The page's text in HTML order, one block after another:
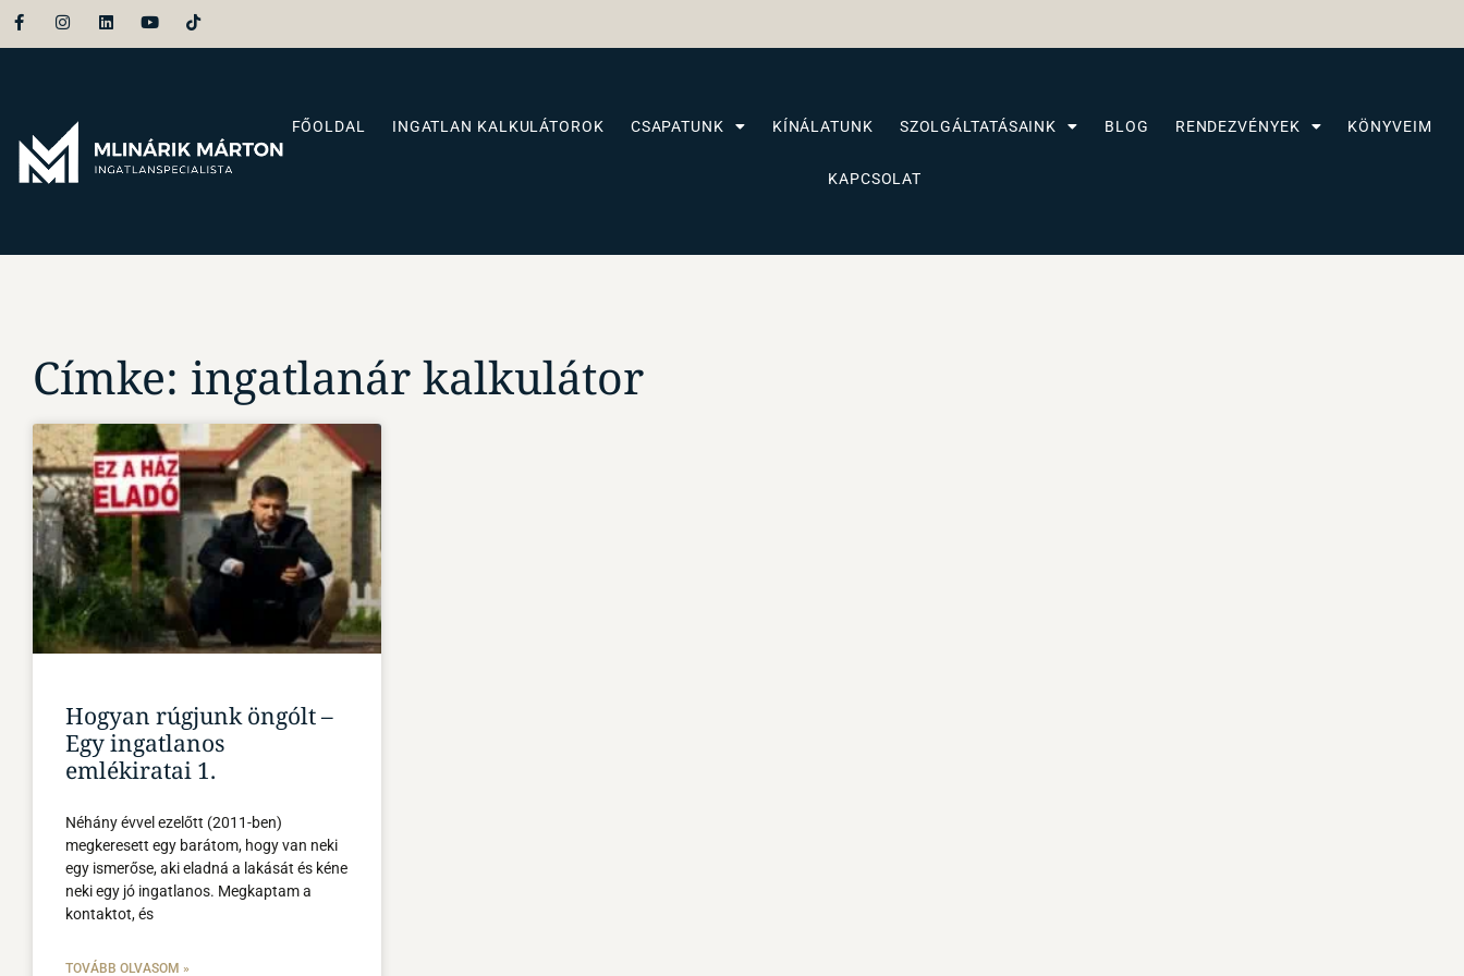
FŐOLDAL INGATLAN KALKULÁTOROK CSAPATUNK KÍNÁLATUNK SZOLGÁLTATÁSAINK BLOG RENDEZVÉNYEK KÖNYVEIM
KAPCSOLAT
Címke: ingatlanár kalkulátor
Hogyan rúgjunk öngólt –
Egy ingatlanos
emlékiratai 1.
Néhány évvel ezelőtt (2011-ben)
megkeresett egy barátom, hogy van neki
egy ismerőse, aki eladná a lakását és kéne
neki egy jó ingatlanos. Megkaptam a
kontaktot, és
TOVÁBB OLVASOM »